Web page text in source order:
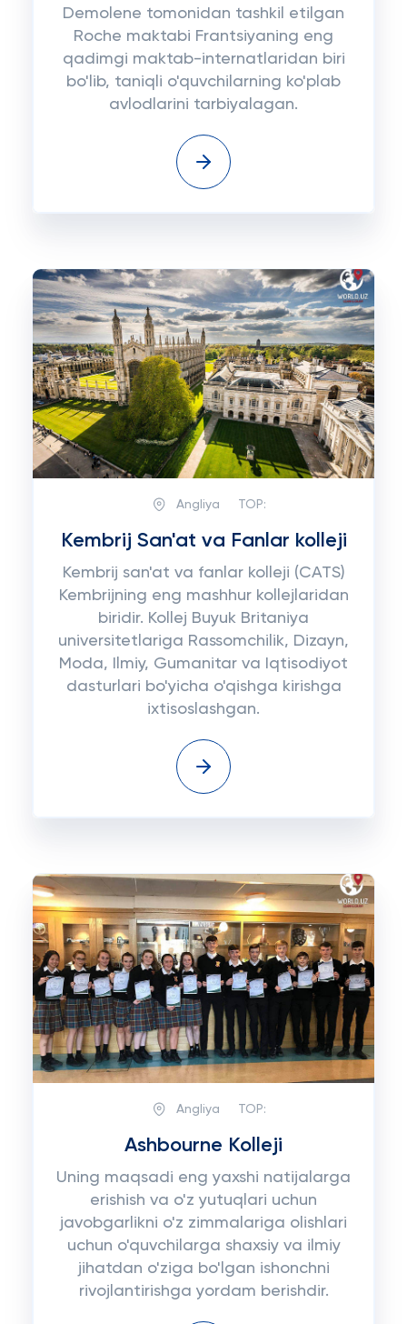
Demolene tomonidan tashkil etilgan
Roche maktabi Frantsiyaning eng
qadimgi maktab-internatlaridan biri
bo'lib, taniqli o'quvchilarning ko'plab
avlodlarini tarbiyalagan.
Angliya TOP:
Kembrij San'at va Fanlar kolleji
Kembrij san'at va fanlar kolleji (CATS)
Kembrijning eng mashhur kollejlaridan
biridir. Kollej Buyuk Britaniya
universitetlariga Rassomchilik, Dizayn,
Moda, Ilmiy, Gumanitar va Iqtisodiyot
dasturlari bo'yicha o'qishga kirishga
ixtisoslashgan.
Angliya TOP:
Ashbourne Kolleji
Uning maqsadi eng yaxshi natijalarga
erishish va o'z yutuqlari uchun
javobgarlikni o'z zimmalariga olishlari
uchun o'quvchilarga shaxsiy va ilmiy
jihatdan o'ziga bo'lgan ishonchni
rivojlantirishga yordam berishdir.